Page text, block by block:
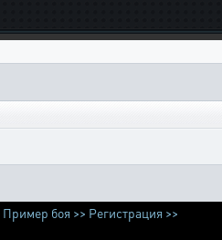
Пример боя >> Регистрация >>